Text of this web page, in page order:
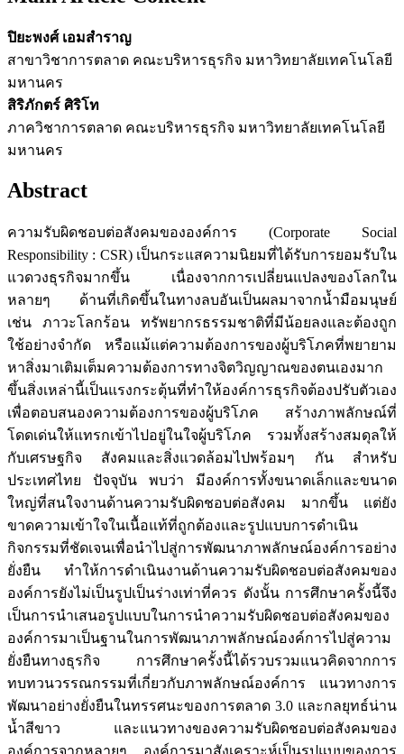
ปิยะพงศ์ เอมสำราญ
สาขาวิชาการตลาด คณะบริหารธุรกิจ มหาวิทยาลัยเทคโนโลยี
มหานคร
สิริภักตร์ ศิริโท
ภาควิชาการตลาด คณะบริหารธุรกิจ มหาวิทยาลัยเทคโนโลยี
มหานคร
Abstract
ความรับผิดชอบต่อสังคมขององค์การ (Corporate Social
Responsibility : CSR) เป็นกระแสความนิยมที่ได้รับการยอมรับใน
แวดวงธุรกิจมากขึ้น เนื่องจากการเปลี่ยนแปลงของโลกใน
หลายๆ ด้านที่เกิดขึ้นในทางลบอันเป็นผลมาจากน้ำมือมนุษย์
เช่น ภาวะโลกร้อน ทรัพยากรธรรมชาติที่มีน้อยลงและต้องถูก
ใช้อย่างจำกัด หรือแม้แต่ความต้องการของผู้บริโภคที่พยายาม
หาสิ่งมาเติมเต็มความต้องการทางจิตวิญญาณของตนเองมาก
ขึ้นสิ่งเหล่านี้เป็นแรงกระตุ้นที่ทำให้องค์การธุรกิจต้องปรับตัวเอง
เพื่อตอบสนองความต้องการของผู้บริโภค สร้างภาพลักษณ์ที่
โดดเด่นให้แทรกเข้าไปอยู่ในใจผู้บริโภค รวมทั้งสร้างสมดุลให้
กับเศรษฐกิจ สังคมและสิ่งแวดล้อมไปพร้อมๆ กัน สำหรับ
ประเทศไทย ปัจจุบัน พบว่า มีองค์การทั้งขนาดเล็กและขนาด
ใหญ่ที่สนใจงานด้านความรับผิดชอบต่อสังคม มากขึ้น แต่ยัง
ขาดความเข้าใจในเนื้อแท้ที่ถูกต้องและรูปแบบการดำเนิน
กิจกรรมที่ชัดเจนเพื่อนำไปสู่การพัฒนาภาพลักษณ์องค์การอย่าง
ยั่งยืน ทำให้การดำเนินงานด้านความรับผิดชอบต่อสังคมของ
องค์การยังไม่เป็นรูปเป็นร่างเท่าที่ควร ดังนั้น การศึกษาครั้งนี้จึง
เป็นการนำเสนอรูปแบบในการนำความรับผิดชอบต่อสังคมของ
องค์การมาเป็นฐานในการพัฒนาภาพลักษณ์องค์การไปสู่ความ
ยั่งยืนทางธุรกิจ การศึกษาครั้งนี้ได้รวบรวมแนวคิดจากการ
ทบทวนวรรณกรรมที่เกี่ยวกับภาพลักษณ์องค์การ แนวทางการ
พัฒนาอย่างยั่งยืนในทรรศนะของการตลาด 3.0 และกลยุทธ์น่าน
น้ำสีขาว และแนวทางของความรับผิดชอบต่อสังคมของ